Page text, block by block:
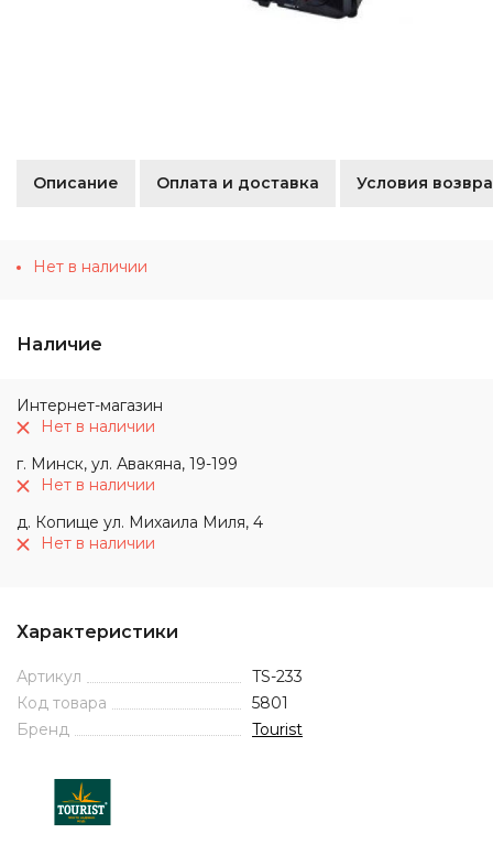
Описание Оплата и доставка Условия
Нет в наличии
Наличие
Интернет-магазин
Нет в наличии
г. Минск, ул. Авакяна, 19-199
Нет в наличии
д. Копище ул. Михаила Миля, 4
Нет в наличии
Характеристики
Артикул
TS-233
Код товара
5801
Бренд
Tourist